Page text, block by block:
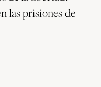
las prisiones de